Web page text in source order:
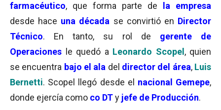
farmacéutico, que forma parte de la empresa
desde hace una década se convirtió en Director
Técnico. En tanto, su rol de gerente de
Operaciones le quedó a Leonardo Scopel , quien
se encuentra bajo el ala del director del área,Luis
Bernetti. Scopel llegó desde el nacional Gemepe,
donde ejercía como co DTy jefe de Producción.